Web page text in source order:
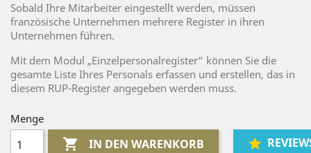
Sobald Ihre Mitarbeiter eingestellt werden, müssen
französische Unternehmen mehrere Register in ihren
Unternehmen führen.
Mit dem Modul „Einzelpersonalregister“ können Sie die
gesamte Liste Ihres Personals erfassen und erstellen, das in
diesem RUP-Register angegeben werden muss.
Menge
 IN DEN WARENKORB